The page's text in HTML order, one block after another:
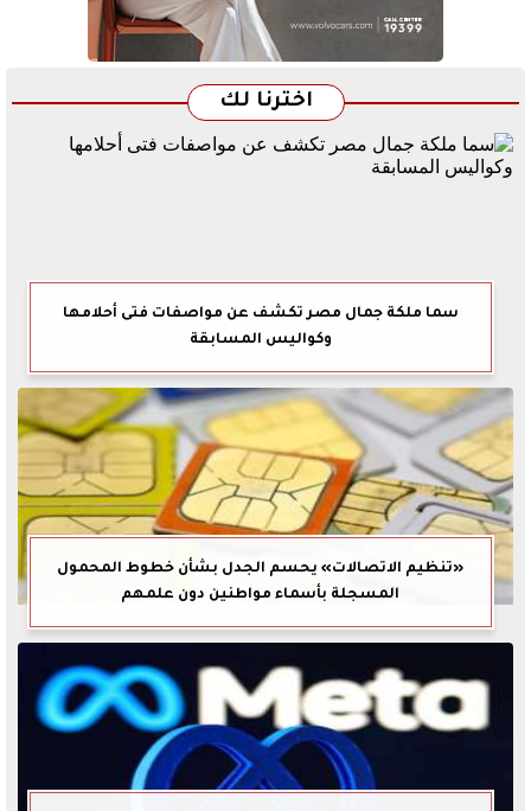
اخترنا لك
سما ملكة جمال مصر تكشف عن مواصفات فتى أحلامها
وكواليس المسابقة
«تنظيم الاتصالات» يحسم الجدل بشأن خطوط المحمول
المسجلة بأسماء مواطنين دون علمهم